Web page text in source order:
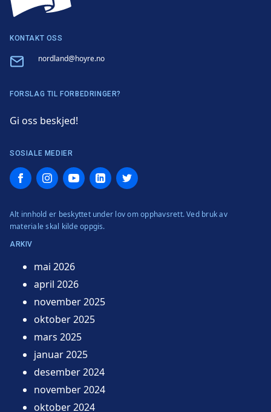
KONTAKT OSS
Email nordland@hoyre.no
FORSLAG TIL FORBEDRINGER?
Gi oss beskjed!
SOSIALE MEDIER
FacebookInstagramYouTubeLinkedInTwitter
Alt innhold er beskyttet under lov om opphavsrett. Ved bruk av
materiale skal kilde oppgis.
ARKIV
mai 2026
april 2026
november 2025
oktober 2025
mars 2025
januar 2025
desember 2024
november 2024
oktober 2024